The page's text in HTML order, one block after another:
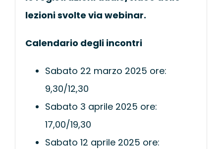
lezioni svolte via webinar.
Calendario degli incontri
Sabato 22 marzo 2025 ore:
9,30/12,30
Sabato 3 aprile 2025 ore:
17,00/19,30
Sabato 12 aprile 2025 ore: